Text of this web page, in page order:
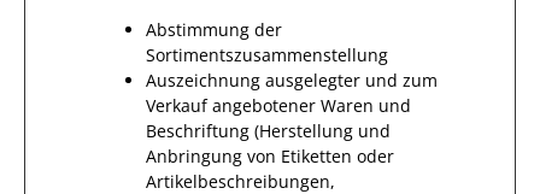
Abstimmung der
Sortimentszusammenstellung
Auszeichnung ausgelegter und zum
Verkauf angebotener Waren und
Beschriftung (Herstellung und
Anbringung von Etiketten oder
Artikelbeschreibungen,